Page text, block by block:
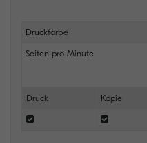
Druckfarbe
Seiten pro Minute
Druck Kopie